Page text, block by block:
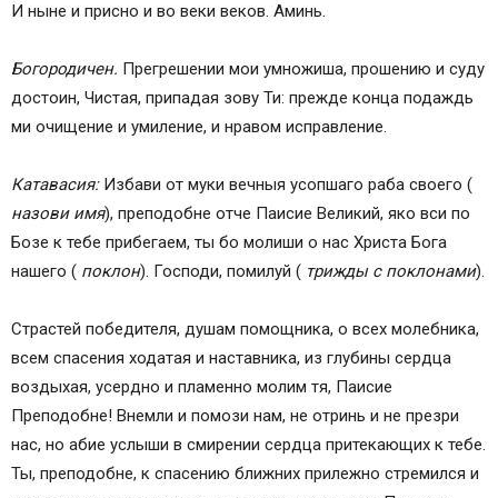
И ныне и присно и во веки веков. Аминь.
Богородичен. Прегрешении мои умножиша, прошению и суду
достоин, Чистая, припадая зову Ти: прежде конца подаждь
ми очищение и умиление, и нравом исправление.
Катавасия:Избави от муки вечныя усопшаго раба своего (
назови имя), преподобне отче Паисие Великий, яко вси по
Бозе к тебе прибегаем, ты бо молиши о нас Христа Бога
нашего ( поклон). Господи, помилуй ( трижды с поклонами).
Страстей победителя, душам помощника, о всех молебника,
всем спасения ходатая и наставника, из глубины сердца
воздыхая, усердно и пламенно молим тя, Паисие
Преподобне! Внемли и помози нам, не отринь и не презри
нас, но абие услыши в смирении сердца притекающих к тебе.
Ты, преподобне, к спасению ближних прилежно стремился и